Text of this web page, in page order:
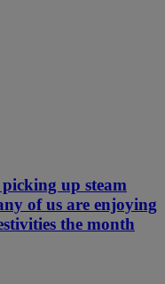
up steam
of us are enjoying
the month